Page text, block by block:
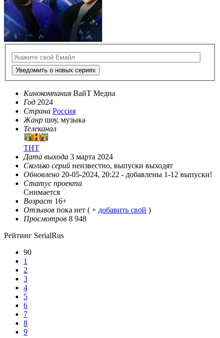
Уведомить о новых сериях
Кинокомпания ВайТ Медиа
Год 2024
Страна Россия
Жанр шоу, музыка
Телеканал
ТНТ
Дата выхода 3 марта 2024
Сколько серий неизвестно, выпуски выходят
Обновлено 20-05-2024, 20:22 - добавлены 1-12 выпуски!
Статус проекта
Снимается
Возраст 16+
Отзывов пока нет ( + добавить свой )
Просмотров 8 948
Рейтинг SerialRus
90
1
2
3
4
5
6
7
8
9